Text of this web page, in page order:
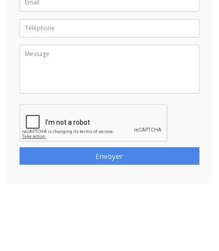
Envoyer